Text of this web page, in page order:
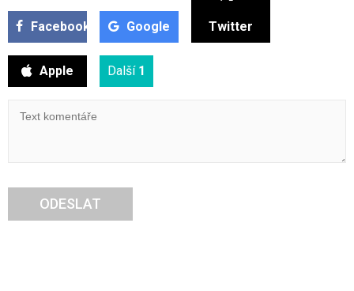
Facebook Google Twitter
Apple Další 1
ODESLAT